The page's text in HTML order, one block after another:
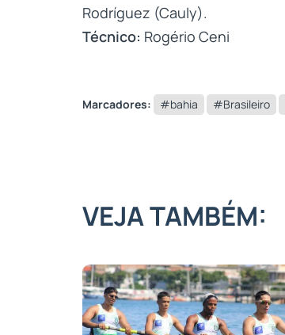
Rodríguez (Cauly).
Técnico: Rogério Ceni
Marcadores: #bahia #Brasileiro
VEJA TAMBÉM: